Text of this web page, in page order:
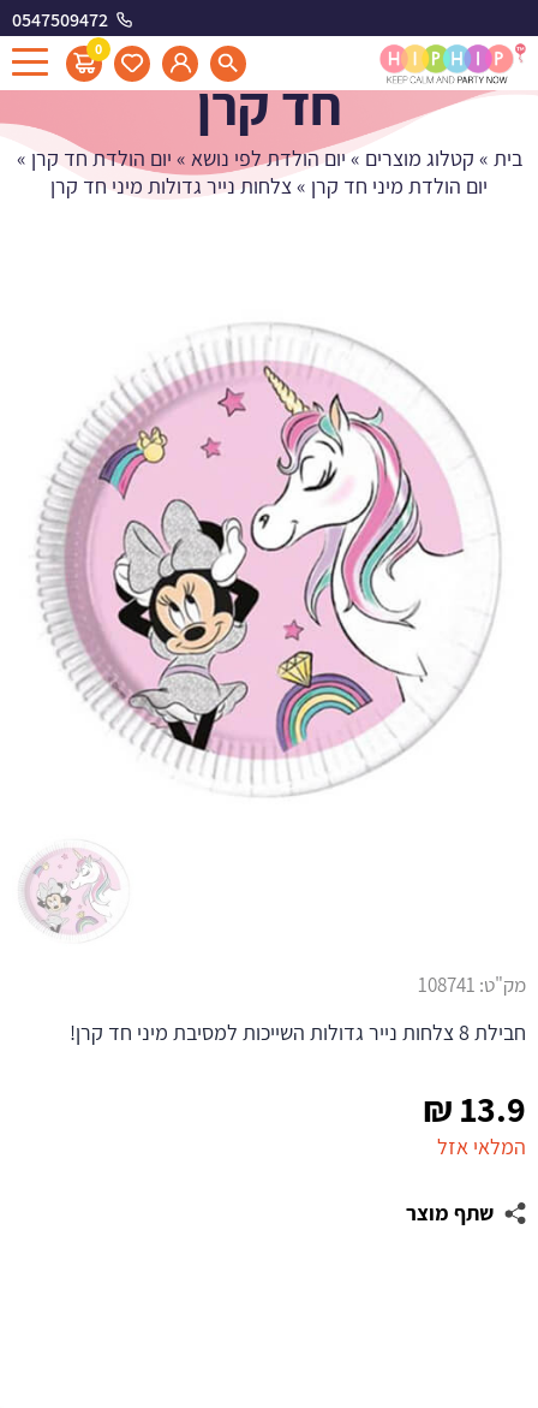
0547509472
0
צלחות נייר גדולות מיני
חד קרן
בית » קטלוג מוצרים » יום הולדת לפי נושא » יום הולדת חד קרן »
יום הולדת מיני חד קרן »צלחות נייר גדולות מיני חד קרן
13.9
₪
המלאי אזל
שתף מוצר
מק"ט: 108741
חבילת 8 צלחות נייר גדולות השייכות למסיבת מיני חד קרן!